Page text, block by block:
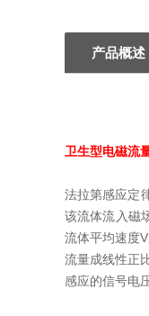
产品概述
卫生型电磁流
法拉第感应定
该流体流入磁
流体平均速度
流量成线性正比
感应的信号电